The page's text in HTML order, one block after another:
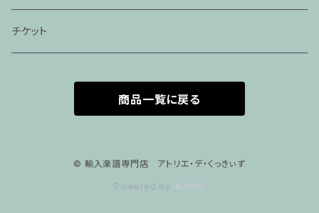
家族割プラン
家族割適用プラン2
声楽ピアノ４５分レッスン
ヴァイオリンピアノ６０分レッスン
アパレル
チケット
商品一覧に戻る
© 輸入楽譜専門店 アトリエ・デ・くっきぃず
Powered by